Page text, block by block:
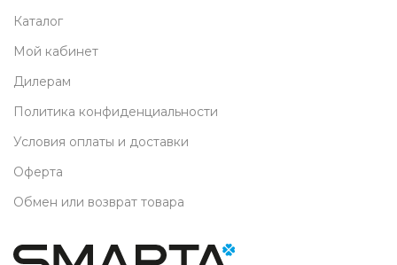
Каталог
Мой кабинет
Дилерам
Политика конфиденциальности
Условия оплаты и доставки
Оферта
Обмен или возврат товара